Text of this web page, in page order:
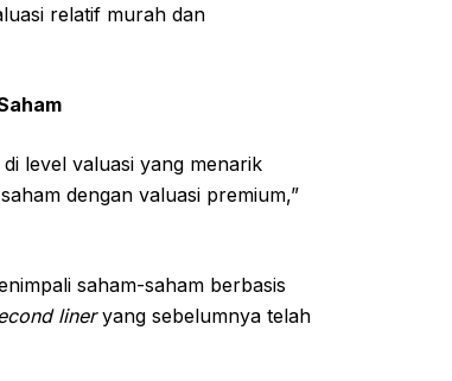
relatif murah dan
level valuasi yang menarik
dengan valuasi premium,”
saham-saham berbasis
lineryang sebelumnya telah